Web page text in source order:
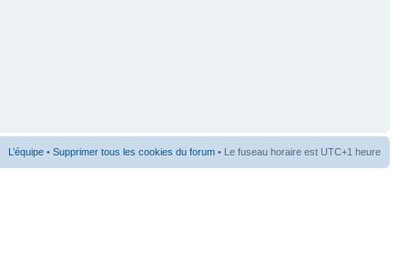
L’équipe • Supprimer tous les cookies du forum • Le fuseau horaire est UTC+1 heure